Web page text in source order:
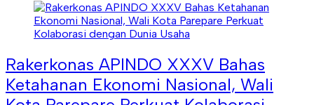
Rakerkonas APINDO XXXV Bahas
Ketahanan Ekonomi Nasional, Wali